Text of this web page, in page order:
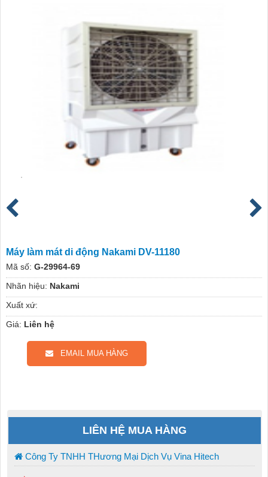
Máy làm mát di động Nakami DV-11180
Mã số: G-29964-69
Nhãn hiệu: Nakami
Xuất xứ:
Giá: Liên hệ
EMAIL MUA HÀNG
LIÊN HỆ MUA HÀNG
Công Ty TNHH THương Mại Dịch Vụ Vina Hitech